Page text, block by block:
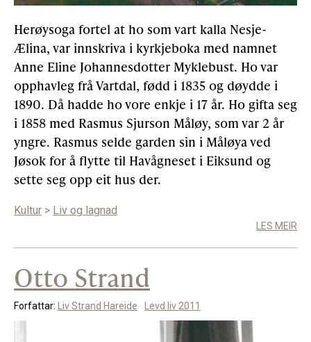
Herøysoga fortel at ho som vart kalla Nesje-
Ælina, var innskriva i kyrkjeboka med namnet
Anne Eline Johannesdotter Myklebust. Ho var
opphavleg frå Vartdal, fødd i 1835 og døydde i
1890. Då hadde ho vore enkje i 17 år. Ho gifta seg
i 1858 med Rasmus Sjurson Måløy, som var 2 år
yngre. Rasmus selde garden sin i Måløya ved
Jøsok for å flytte til Havågneset i Eiksund og
sette seg opp eit hus der.
Kultur > Liv og lagnad
LES MEIR
Otto Strand
Forfattar: Liv Strand Hareide Levd liv 2011